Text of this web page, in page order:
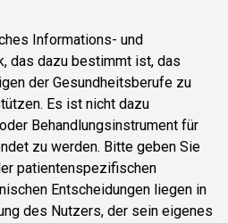
Informations- und
das dazu bestimmt ist, das
der Gesundheitsberufe zu
Es ist nicht dazu
Behandlungsinstrument für
zu werden. Bitte geben Sie
patientenspezifischen
Entscheidungen liegen in
des Nutzers, der sein eigenes